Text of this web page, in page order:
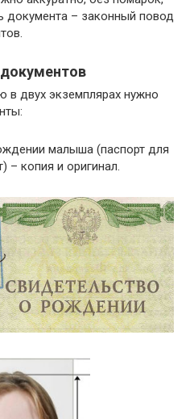
документа – законный повод
в двух экземплярах нужно
малыша (паспорт для
– копия и оригинал.